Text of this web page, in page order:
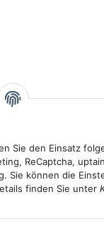
Sie den Einsatz
ReCaptcha,
Sie können die
finden Sie unter